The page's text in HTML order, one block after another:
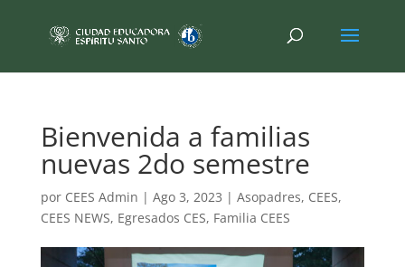
Bienvenida a familias
nuevas 2do semestre
por CEES Admin | Ago 3, 2023 | Asopadres, CEES,
CEES NEWS, Egresados CES, Familia CEES